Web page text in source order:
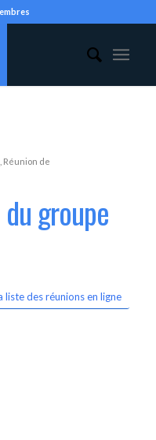
Réunion de
groupe
liste des réunions en ligne